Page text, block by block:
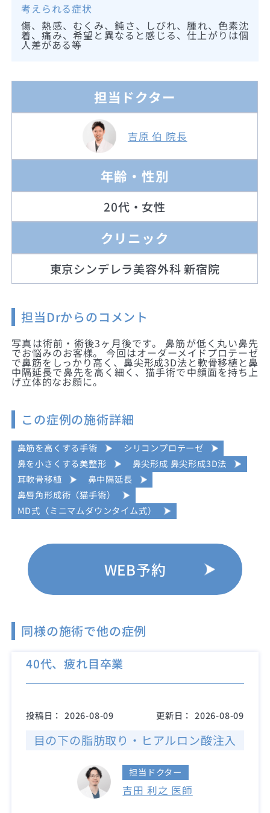
考えられる症状
傷、熱感、むくみ、鈍さ、しびれ、腫れ、色素沈
着、痛み、希望と異なると感じる、仕上がりは個
人差がある等
担当ドクター
吉原 伯 院長
年齢・性別
20代・女性
クリニック
東京シンデレラ美容外科 新宿院
担当Drからのコメント
写真は術前・術後3ヶ月後です。 鼻筋が低く丸い鼻先
でお悩みのお客様。 今回はオーダーメイドプロテーゼ
で鼻筋をしっかり高く、鼻尖形成3D法と軟骨移植と鼻
中隔延長で鼻先を高く細く、猫手術で中顔面を持ち上
げ立体的なお顔に。
この症例の施術詳細
鼻筋を高くする手術
シリコンプロテーゼ
鼻を小さくする美整形
鼻尖形成 鼻尖形成3D法
耳軟骨移植
鼻中隔延長
鼻唇角形成術（猫手術）
MD式（ミニマムダウンタイム式）
WEB予約
同様の施術で他の症例
40代、疲れ目卒業
投稿日： 2026-08-09 更新日： 2026-08-09
目の下の脂肪取り・ヒアルロン酸注入
担当ドクター
吉田 利之 医師